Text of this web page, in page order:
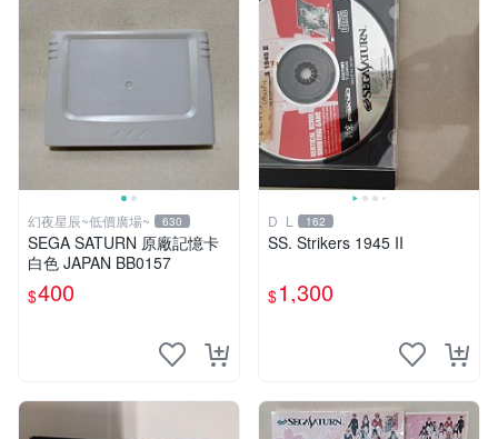
幻夜星辰~低價廣場~ 630
SEGA SATURN 原廠記憶卡
白色 JAPAN BB0157
$400
D_L 162
SS. Strikers 1945 II
$1,300